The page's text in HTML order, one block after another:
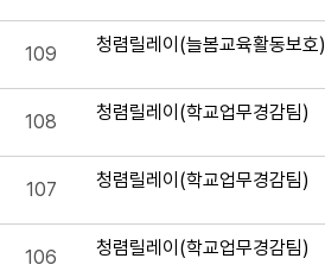
109 청렴릴레이(늘봄교육활동보호)
108 청렴릴레이(학교업무경감팀)
107 청렴릴레이(학교업무경감팀)
106 청렴릴레이(학교업무경감팀)